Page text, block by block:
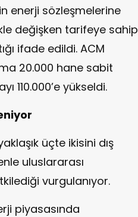
enerji sözleşmelerine
değişken tarifeye sahip
ifade edildi. ACM
20.000 hane sabit
110.000’e yükseldi.
üçte ikisini dış
uluslararası
vurgulanıyor.
piyasasında